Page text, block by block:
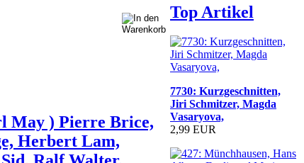
May ) Pierre Brice,
Herbert Lam,
Top Artikel
7730: Kurzgeschnitten,
Jiri Schmitzer, Magda
Vasaryova,
2,99 EUR